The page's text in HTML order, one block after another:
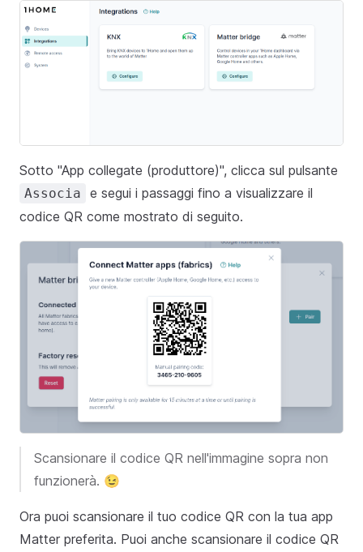
Sotto "App collegate (produttore)", clicca sul pulsante
Associa
e segui i passaggi fino a visualizzare il
codice QR come mostrato di seguito.
Scansionare il codice QR nell'immagine sopra non
funzionerà. 😉
Ora puoi scansionare il tuo codice QR con la tua app
Matter preferita. Puoi anche scansionare il codice QR